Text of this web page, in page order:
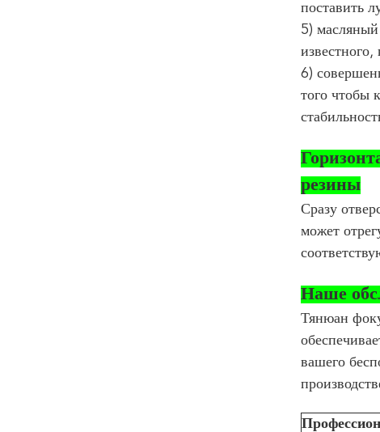
поставить
5)
6)
того чтобы
резины
Сразу
может
Наше
Тянюан
вашего